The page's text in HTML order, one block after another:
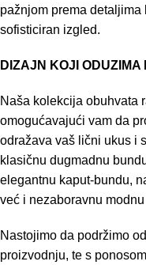
pažnjom prema
sofisticiran izgled.
DIZAJN KOJI ODUZIMA
Naša kolekcija obuhvata
omogućavajući vam da
odražava vaš lični ukus i
klasičnu dugmadnu
elegantnu kaput-bundu,
već i nezaboravnu
Nastojimo da podržimo
proizvodnju, te s